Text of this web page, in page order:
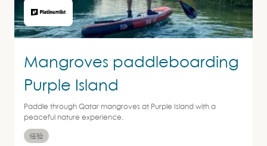
Mangroves paddleboarding
Purple Island
Paddle through Qatar mangroves at Purple Island with a
peaceful nature experience.
经验